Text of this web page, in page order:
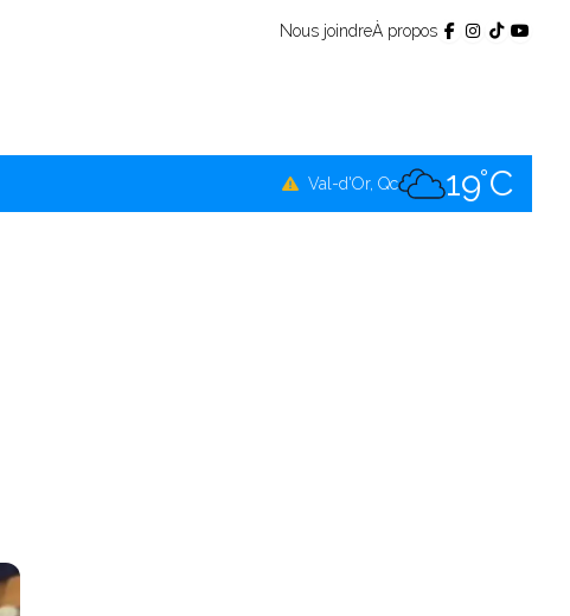
Nous joindreÀ propos
Val-d'Or, Qc 19°C